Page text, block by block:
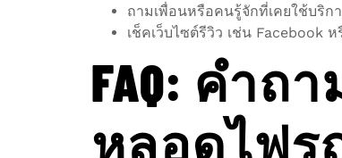
ถามเพื่อนหรือคนรู้จักที่เคยใช้บริก
เช็คเว็บไซต์รีวิว เช่น Facebook
FAQ: คำถ
หลอดไฟร